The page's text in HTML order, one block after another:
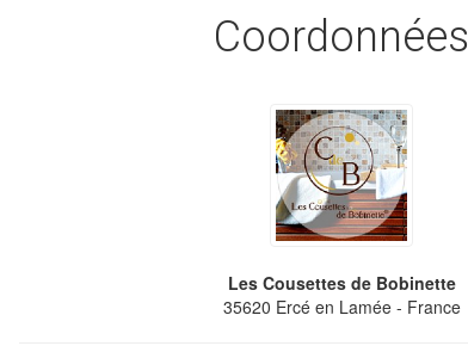
Coordonnées
Les Cousettes de Bobinette
35620 Ercé en Lamée- France